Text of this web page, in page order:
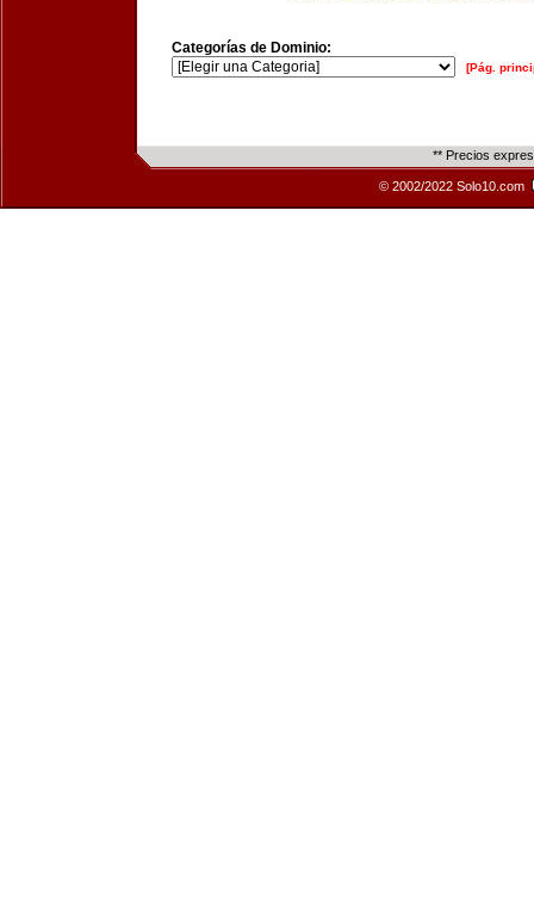
Categorías de Dominio:
[Pág.
** Precios
© 2002/2022 Solo10.com